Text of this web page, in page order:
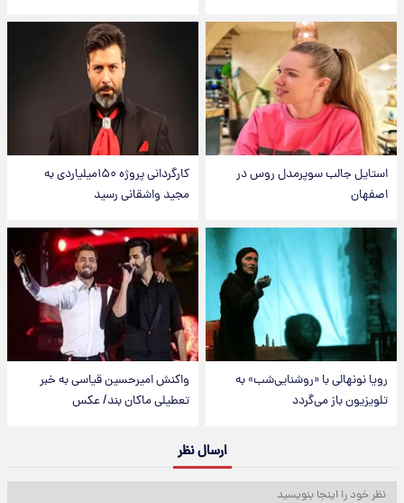
استایل جالب سوپرمدل روس در
اصفهان
کارگردانی پروژه ۱۵۰میلیاردی به
مجید واشقانی رسید
رویا نونهالی با «روشنایی‌شب» به
تلویزیون باز می‌گردد
واکنش امیرحسین قیاسی به خبر
تعطیلی ماکان بند/ عکس
ارسال نظر